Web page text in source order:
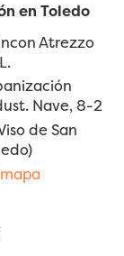
en Toledo
Atrezzo
Nave, 8-2
de San